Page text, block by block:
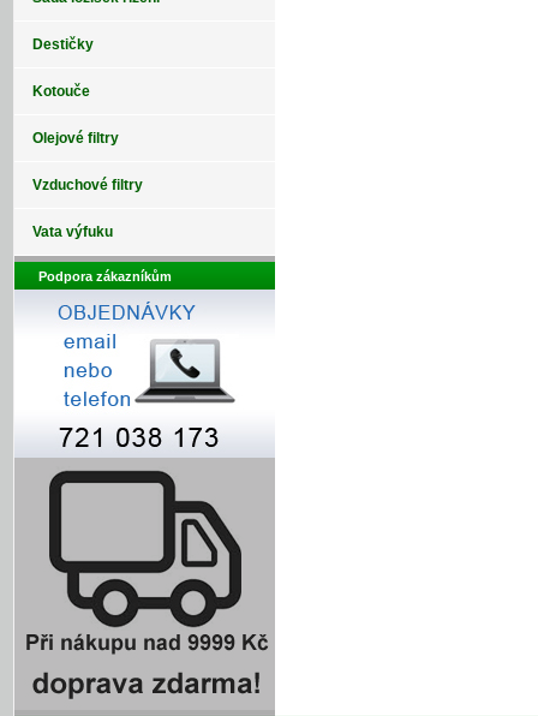
Destičky
Kotouče
Olejové filtry
Vzduchové filtry
Vata výfuku
Podpora zákazníkům